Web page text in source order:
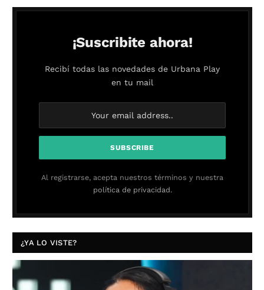
¡Suscribite ahora!
Recibí todas las novedades de Urbana Play
en tu mail
Al registrarse, acepta nuestros términos y nuestra
política de privacidad.
¿YA LO VISTE?